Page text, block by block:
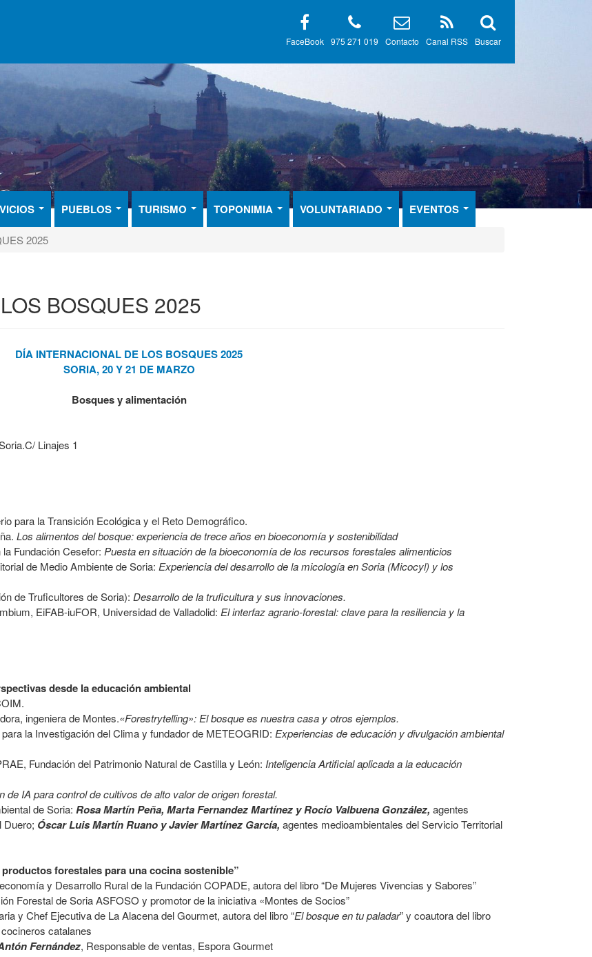
Buscar
Canal RSS
Contacto
975 271 019
FaceBook
PUEBLOS TURISMO TOPONIMIA VOLUNTARIADO EVENTOS
2025
BOSQUES 2025
DÍA INTERNACIONAL DE LOS BOSQUES 2025
SORIA, 20 Y 21 DE MARZO
Bosques y alimentación
Linajes 1
para la Transición Ecológica y el Reto Demográfico.
Los alimentos del bosque: experiencia de trece años en bioeconomía y sostenibilidad
Fundación Cesefor: Puesta en situación de la bioeconomía de los recursos forestales alimenticios
de Medio Ambiente de Soria: Experiencia del desarrollo de la micología en Soria (Micocyl) y los
de Truficultores de Soria): Desarrollo de la truficultura y sus innovaciones.
EiFAB-iuFOR, Universidad de Valladolid: El interfaz agrario-forestal: clave para la resiliencia y la
desde la educación ambiental
ingeniera de Montes.«Forestrytelling»: El bosque es nuestra casa y otros ejemplos.
la Investigación del Clima y fundador de METEOGRID: Experiencias de educación y divulgación ambiental
Fundación del Patrimonio Natural de Castilla y León: Inteligencia Artificial aplicada a la educación
de IA para control de cultivos de alto valor de origen forestal.
de Soria: Rosa Martín Peña, Marta Fernandez Martínez y Rocío Valbuena González, agentes
Duero; Óscar Luis Martín Ruano y Javier Martínez García, agentes medioambientales del Servicio Territorial
forestales para una cocina sostenible”
y Desarrollo Rural de la Fundación COPADE, autora del libro “De Mujeres Vivencias y Sabores”
Forestal de Soria ASFOSO y promotor de la iniciativa «Montes de Socios”
y Chef Ejecutiva de La Alacena del Gourmet, autora del libro “El bosque en tu paladar” y coautora del libro
catalanes
Fernández, Responsable de ventas, Espora Gourmet